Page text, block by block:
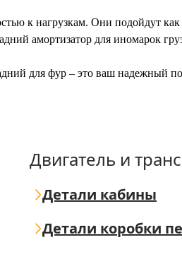
к нагрузкам. Они подойдут
амортизатор для иномарок
для фур – это ваш надежный
Двигатель и
Детали кабины
Детали коробки